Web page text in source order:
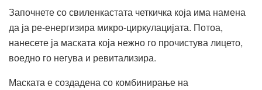
Започнете со свиленкастата четкичка која има намена
да ја ре-енергизира микро-циркулацијата. Потоа,
нанесете ја маската која нежно го прочистува лицето,
воедно го негува и ревитализира.
Маската е создадена со комбинирање на